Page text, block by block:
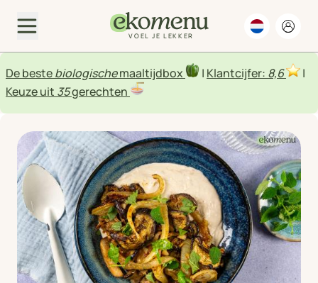
VOEL JE LEKKER
De bestebiologischemaaltijdbox | Klantcijfer: 8,6
|
Keuze uit 35gerechten